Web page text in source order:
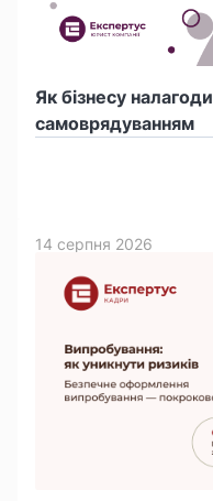
Як бізнесу
самоврядуванням
14 серпня 2026